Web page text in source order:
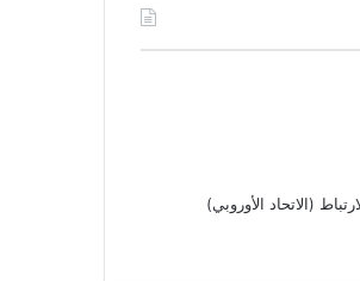
(الاتحاد الأوروبي)